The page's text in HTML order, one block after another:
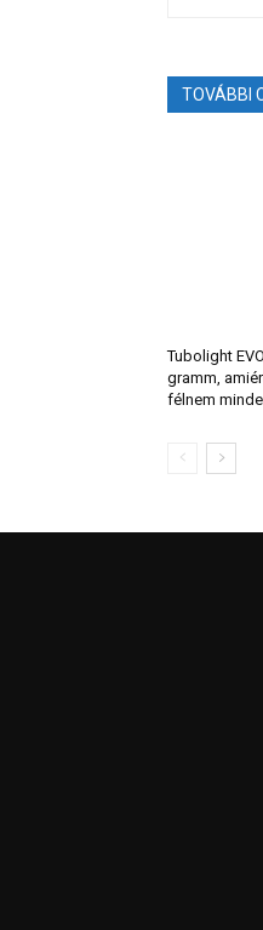
TOVÁBBI
Tubolight
gramm,
félnem